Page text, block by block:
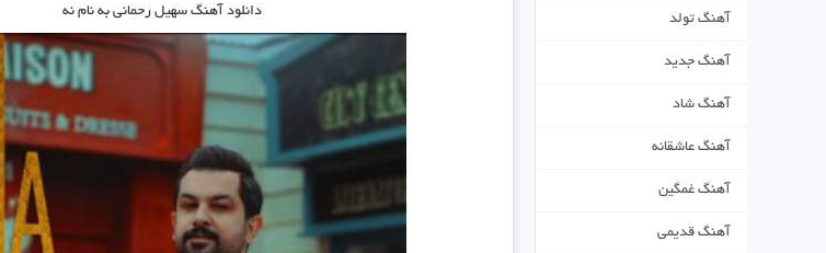
دانلود آهنگ سهیل رحمانی به نام نه
آهنگ تولد
آهنگ جدید
آهنگ شاد
آهنگ عاشقانه
آهنگ غمگین
آهنگ قدیمی